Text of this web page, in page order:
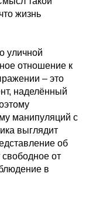
жизнь
уличной
отношение к
– это
наделённый
манипуляций с
выглядит
об
от
в